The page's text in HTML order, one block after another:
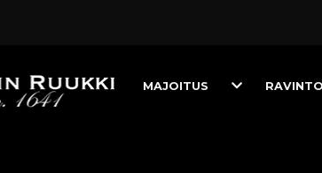
MAJOITUS
Toggle